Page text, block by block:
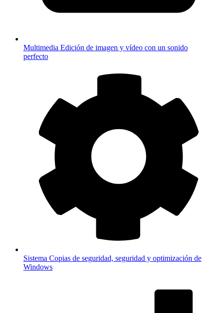
Multimedia Edición de imagen y vídeo con un sonido
perfecto
Sistema Copias de seguridad, seguridad y optimización de
Windows